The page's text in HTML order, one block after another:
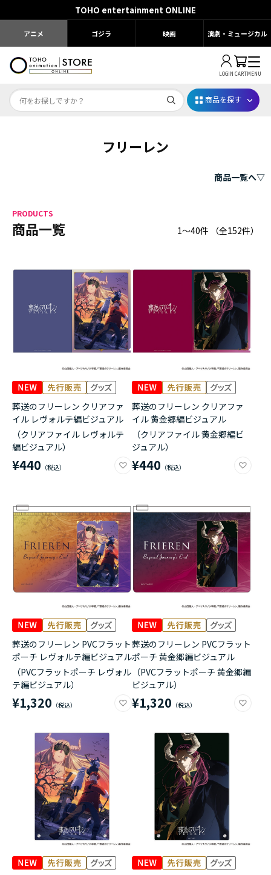
TOHO entertainment ONLINE
アニメ ゴジラ 映画 演劇・ミュージカル
LOGIN CARTMENU
Dr.STONE STONE FES.2026
薬屋のひとりごと 夏の園遊会2026
アニメ『僕のヒーローアカデミア』10周年
ハイキュー!!ジャージ＆ユニフォーム
『ふつつかな悪女ではございますが ～雛宮蝶鼠と
りかえ伝～』
商品を探す
フリーレン
商品一覧へ▽
PRODUCTS
商品一覧 1～40件 （全152件）
葬送のフリーレン クリアファ
イル レヴォルテ編ビジュアル
（クリアファイル レヴォルテ
編ビジュアル）
¥440
葬送のフリーレン クリアファ
イル 黄金郷編ビジュアル
（クリアファイル 黄金郷編ビ
ジュアル）
¥440
葬送のフリーレン PVCフラット
ポーチ レヴォルテ編ビジュアル
（PVCフラットポーチ レヴォル
テ編ビジュアル）
¥1,320
葬送のフリーレン PVCフラット
ポーチ 黄金郷編ビジュアル
（PVCフラットポーチ 黄金郷編
ビジュアル）
¥1,320